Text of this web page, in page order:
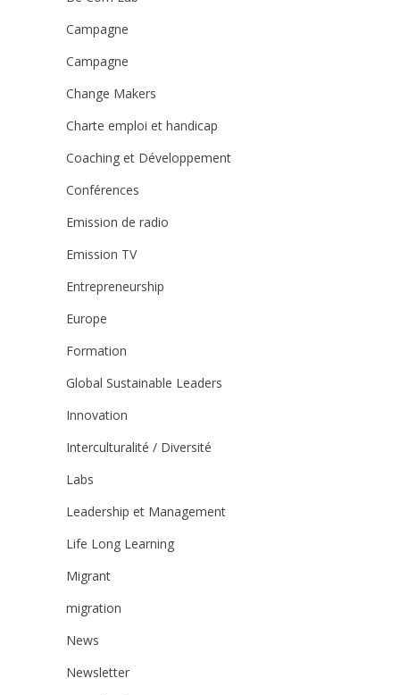
Campagne
Campagne
Change Makers
Charte emploi et handicap
Coaching et Développement
Conférences
Emission de radio
Emission TV
Entrepreneurship
Europe
Formation
Global Sustainable Leaders
Innovation
Interculturalité / Diversité
Labs
Leadership et Management
Life Long Learning
Migrant
migration
News
Newsletter